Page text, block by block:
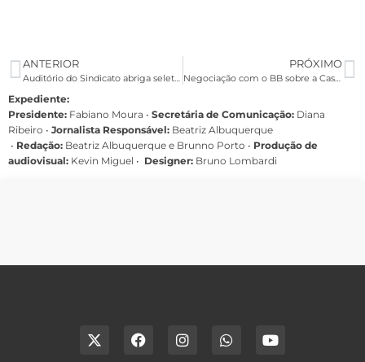
ANTERIOR
Auditório do Sindicato abriga seletiva do Música Fenae
PRÓXIMO
Negociação com o BB sobre a Cassi define discussão de medidas emergenciais
Expediente:
Presidente: Fabiano Moura • Secretária de Comunicação: Diana
Ribeiro • Jornalista Responsável: Beatriz Albuquerque
• Redação: Beatriz Albuquerque e Brunno Porto • Produção de
audiovisual: Kevin Miguel • Designer: Bruno Lombardi